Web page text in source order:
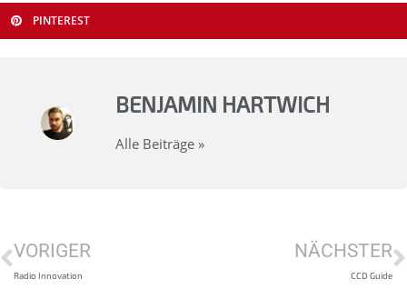
PINTEREST
BENJAMIN HARTWICH
Alle Beiträge »
VORIGER
Radio Innovation
NÄCHSTER
CCD Guide